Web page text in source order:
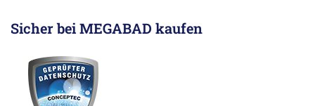
Sicher bei MEGABAD kaufen